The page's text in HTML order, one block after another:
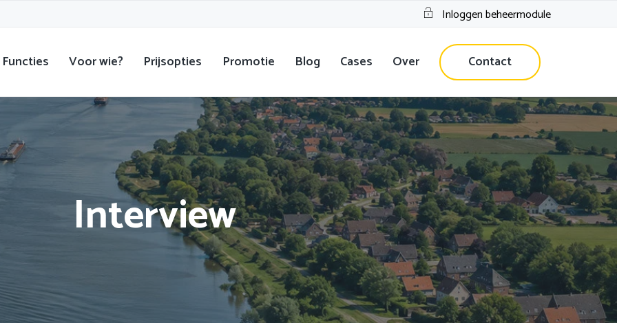
Inloggen beheermodule
Functies Voor wie? Prijsopties Promotie Blog Cases Over Contact
Interview